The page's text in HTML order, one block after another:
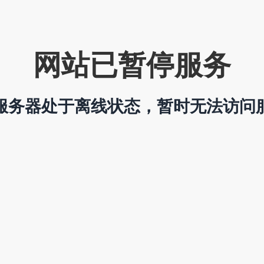
网站已暂停服务
务器处于离线状态，暂时无法访问